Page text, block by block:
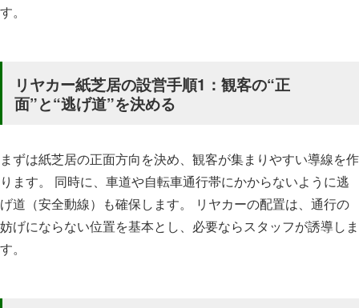
す。
リヤカー紙芝居の設営手順1：観客の“正
面”と“逃げ道”を決める
まずは紙芝居の正面方向を決め、観客が集まりやすい導線を作
ります。 同時に、車道や自転車通行帯にかからないように逃
げ道（安全動線）も確保します。 リヤカーの配置は、通行の
妨げにならない位置を基本とし、必要ならスタッフが誘導しま
す。